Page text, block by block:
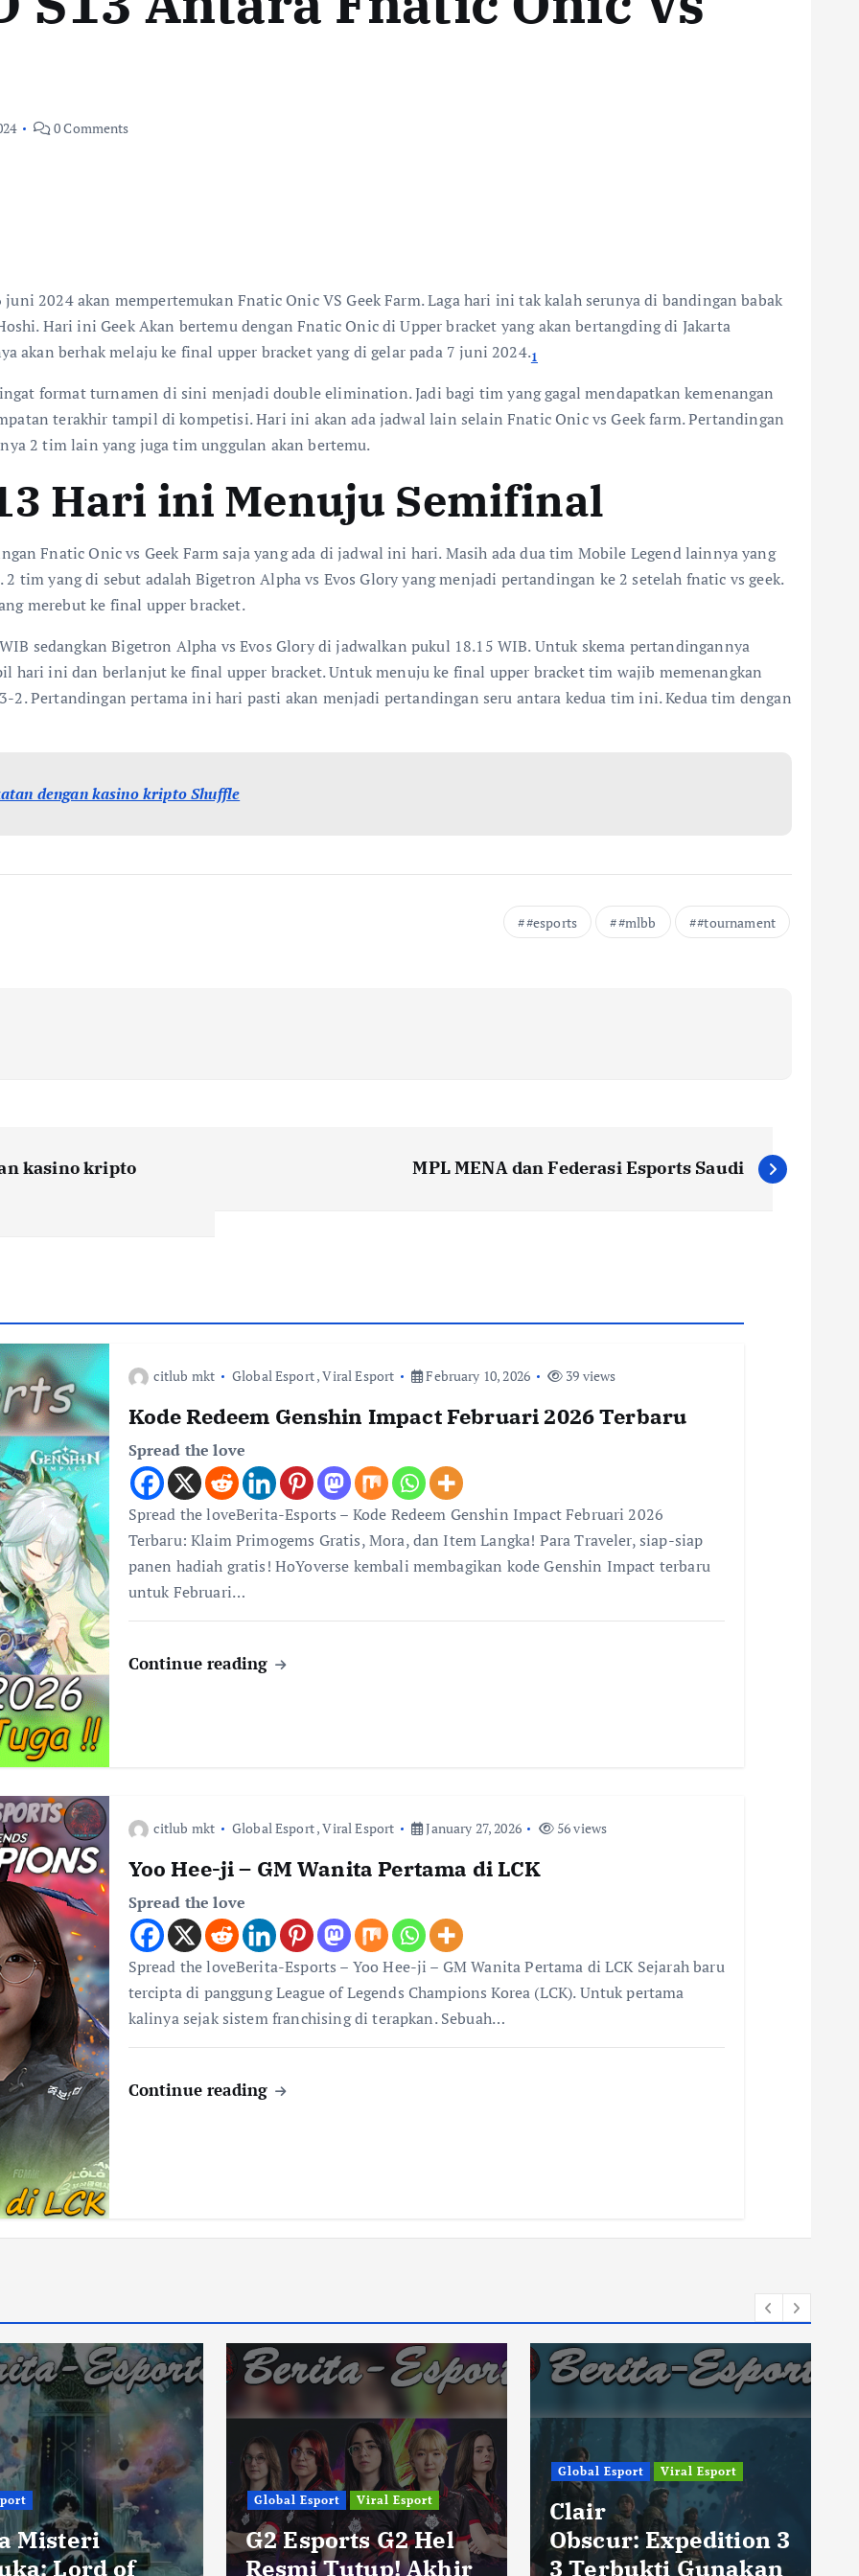
0 Comments
2024 akan mempertemukan Fnatic Onic VS Geek Farm. Laga hari ini tak kalah serunya di bandingan babak
Hari ini Geek Akan bertemu dengan Fnatic Onic di Upper bracket yang akan bertangding di Jakarta
akan berhak melaju ke final upper bracket yang di gelar pada 7 juni 2024.1
format turnamen di sini menjadi double elimination. Jadi bagi tim yang gagal mendapatkan kemenangan
terakhir tampil di kompetisi. Hari ini akan ada jadwal lain selain Fnatic Onic vs Geek farm. Pertandingan
2 tim lain yang juga tim unggulan akan bertemu.
Hari ini Menuju Semifinal
Fnatic Onic vs Geek Farm saja yang ada di jadwal ini hari. Masih ada dua tim Mobile Legend lainnya yang
tim yang di sebut adalah Bigetron Alpha vs Evos Glory yang menjadi pertandingan ke 2 setelah fnatic vs geek.
merebut ke final upper bracket.
sedangkan Bigetron Alpha vs Evos Glory di jadwalkan pukul 18.15 WIB. Untuk skema pertandingannya
hari ini dan berlanjut ke final upper bracket. Untuk menuju ke final upper bracket tim wajib memenangkan
2. Pertandingan pertama ini hari pasti akan menjadi pertandingan seru antara kedua tim ini. Kedua tim dengan
dengan kasino kripto Shuffle
#esports #mlbb #tournament
kasino kripto
MPL MENA dan Federasi Esports Saudi
citlub mkt Global Esport,Viral Esport February 10, 2026 39 views
Kode Redeem Genshin Impact Februari 2026 Terbaru
Spread the love
Spread the loveBerita-Esports – Kode Redeem Genshin Impact Februari 2026
Terbaru: Klaim Primogems Gratis, Mora, dan Item Langka! Para Traveler, siap-siap
panen hadiah gratis! HoYoverse kembali membagikan kode Genshin Impact terbaru
untuk Februari…
Continue reading
citlub mkt Global Esport,Viral Esport January 27, 2026 56 views
Yoo Hee-ji – GM Wanita Pertama di LCK
Spread the love
Spread the loveBerita-Esports – Yoo Hee-ji – GM Wanita Pertama di LCK Sejarah baru
tercipta di panggung League of Legends Champions Korea (LCK). Untuk pertama
kalinya sejak sistem franchising di terapkan. Sebuah…
Continue reading
Misteri
Lord of
Global Esport Viral Esport
G2 Esports G2 Hel
Resmi Tutup! Akhir
Global Esport Viral Esport
Clair
Obscur: Expedition 3
3 Terbukti Gunakan